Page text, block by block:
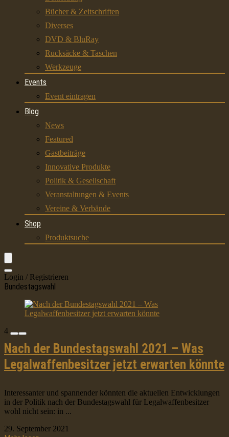
Bücher & Zeitschriften
Diverses
DVD & BluRay
Rucksäcke & Taschen
Werkzeuge
Events
Event eintragen
Blog
News
Featured
Gastbeiträge
Innovative Produkte
Politik & Gesellschaft
Veranstaltungen & Events
Vereine & Verbände
Shop
Produktsuche
Login / Registrieren
Bundestagswahl
4
Nach der Bundestagswahl 2021 – Was
Legalwaffenbesitzer jetzt erwarten könnte
Interessanter und spannender könnten die aktuellen Entwicklungen
in der Politik nach der Bundestagswahl für Legalwaffenbesitzer
wohl nicht sein: in ...
29. September 2021